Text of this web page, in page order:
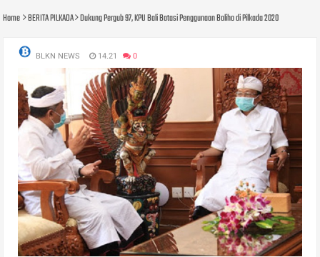
Home BERITA PILKADA Dukung Pergub 97, KPU Bali Batasi Penggunaan Baliho di Pilkada 2020
BLKN NEWS 14.21 0